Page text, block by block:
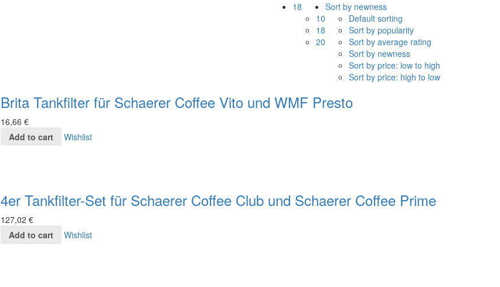
Sort by newness
Default sorting
Sort by popularity
Sort by average rating
Sort by newness
Sort by price: low to high
Sort by price: high to low
18
10
18
20
Brita Tankfilter für Schaerer Coffee Vito und WMF Presto
16,66 €
Add to cart
Wishlist
4er Tankfilter-Set für Schaerer Coffee Club und Schaerer Coffee Prime
127,02 €
Add to cart
Wishlist